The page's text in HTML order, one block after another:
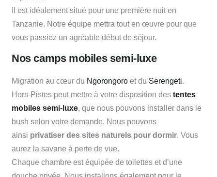
Il est idéalement situé pour une première nuit en
Tanzanie. Notre équipe mettra tout en œuvre pour que
vous passiez un agréable début de séjour.
Nos camps mobiles semi-luxe
Migration au cœur du Ngorongoro et du Serengeti.
Hors-Pistes peut mettre à votre disposition des tentes
mobiles semi-luxe, que nous pouvons installer dans le
bush selon votre demande. Nous pouvons
ainsi privatiser des sites naturels pour dormir. Vous
aurez la savane à perte de vue.
Chaque chambre est équipée de toilettes et d’une